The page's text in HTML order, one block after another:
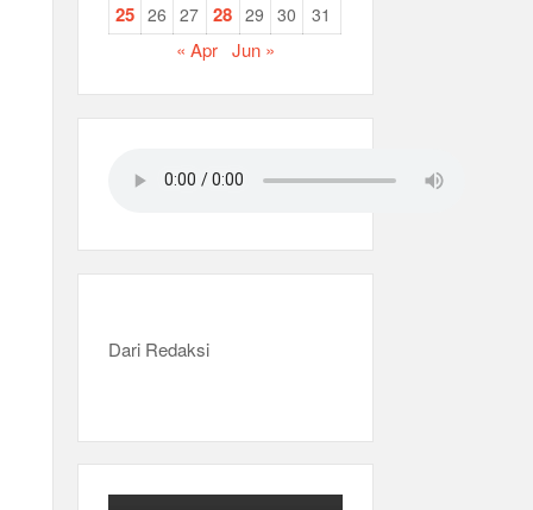
25 26 27 28 29 30 31
« Apr Jun »
Dari Redaksi